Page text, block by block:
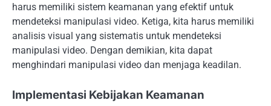
harus memiliki sistem keamanan yang efektif untuk
mendeteksi manipulasi video. Ketiga, kita harus memiliki
analisis visual yang sistematis untuk mendeteksi
manipulasi video. Dengan demikian, kita dapat
menghindari manipulasi video dan menjaga keadilan.
Implementasi Kebijakan Keamanan